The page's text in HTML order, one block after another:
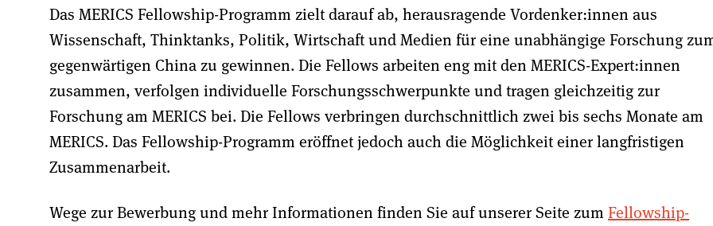
Das MERICS Fellowship-Programm zielt darauf ab, herausragende Vordenker:innen aus
Wissenschaft, Thinktanks, Politik, Wirtschaft und Medien für eine unabhängige Forschung
gegenwärtigen China zu gewinnen. Die Fellows arbeiten eng mit den MERICS-Expert:innen
zusammen, verfolgen individuelle Forschungsschwerpunkte und tragen gleichzeitig zur
Forschung am MERICS bei. Die Fellows verbringen durchschnittlich zwei bis sechs Monate am
MERICS. Das Fellowship-Programm eröffnet jedoch auch die Möglichkeit einer langfristigen
Zusammenarbeit.
Wege zur Bewerbung und mehr Informationen finden Sie auf unserer Seite zum Fellowship-